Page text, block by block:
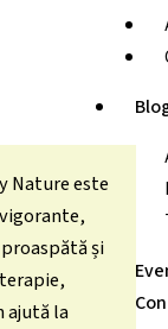
Nature este
și
ajută la